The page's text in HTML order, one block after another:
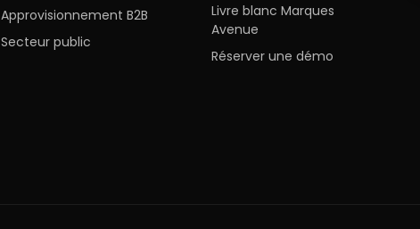
Approvisionnement B2B
Secteur public
Livre blanc Marques
Avenue
Réserver une démo